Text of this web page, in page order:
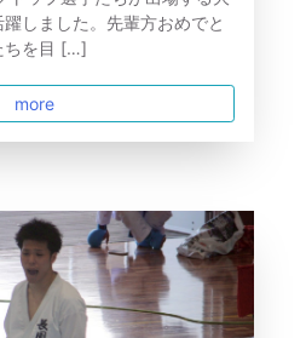
しました。先輩方おめでと
ちを目 […]
more